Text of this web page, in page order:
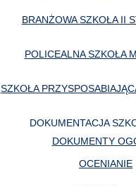
BRANŻOWA SZKOŁA II
POLICEALNA SZKOŁA
SZKOŁA
DOKUMENTACJA
DOKUMENTY
OCENIANIE